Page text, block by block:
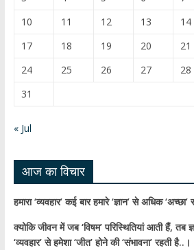
e
C
h
a
10
11 12 13 14
17
18 19 20 21
24
25 26 27 28
31
« Jul
आज का विचार
हमारा ‘व्यवहार’ कई बार हमारे ‘ज्ञान’ से अधिक ‘अच्छा’
क्योकि जीवन में जब ‘विषम’ परिस्थितियां आती हैं,तब
‘व्यवहार’ से हमेशा ‘जीत’ होने की ‘संभावना’ रहती है..।